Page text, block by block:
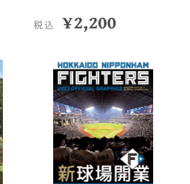
税込 ¥2,200